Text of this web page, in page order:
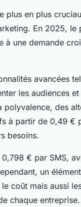
plus en plus
En 2025, le
à une demande
avancées
les audiences
polyvalence, des
à partir de 0,49 €
besoins.
€ par SMS,
un
coût mais aussi
chaque